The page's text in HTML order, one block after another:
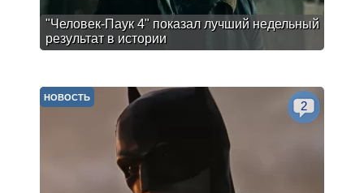
"Человек-Паук 4" показал лучший недельный
результат в истории
НОВОСТЬ
2